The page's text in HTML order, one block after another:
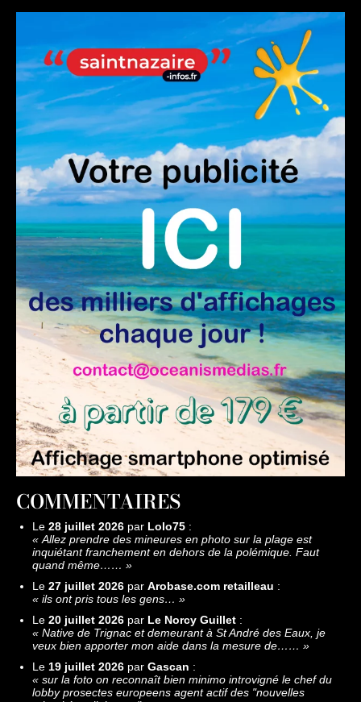
COMMENTAIRES
Le 28 juillet 2026 par Lolo75 :
«Allez prendre des mineures en photo sur la plage est
inquiétant franchement en dehors de la polémique. Faut
quand même…… »
Le 27 juillet 2026 par Arobase.com retailleau :
« ils ont pris tous les gens… »
Le 20 juillet 2026 par Le Norcy Guillet :
« Native de Trignac et demeurant à St André des Eaux, je
veux bien apporter mon aide dans la mesure de…… »
Le 19 juillet 2026 par Gascan :
« sur la foto on reconnaît bien minimo introvigné le chef du
lobby prosectes europeens agent actif des "nouvelles